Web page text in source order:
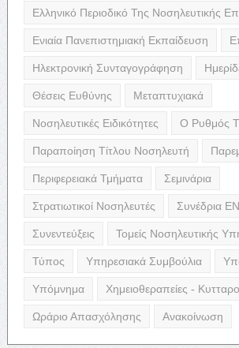
Ελληνικό Περιοδικό Της Νοσηλευτικής
Ενιαία Πανεπιστημιακή Εκπαίδευση
Ηλεκτρονική Συνταγογράφηση
Θέσεις Ευθύνης Μεταπτυχιακά
Νοσηλευτικές Ειδικότητες Ο Ρυθμός
Παραποίηση Τίτλου Νοσηλευτή
Περιφερειακά Τμήματα Σεμινάρια
Στρατιωτικοί Νοσηλευτές Συνέδρια
Συνεντεύξεις Τομείς Νοσηλευτικής
Τύπος Υπηρεσιακά Συμβούλια
Υπόμνημα Χημειοθεραπείες -
Ωράριο Απασχόλησης Ανακοίνωση